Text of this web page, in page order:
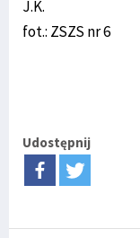
J.K.
fot.: ZSZS nr 6
Udostępnij